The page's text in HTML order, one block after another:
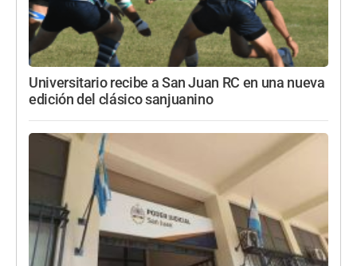
Universitario recibe a San Juan RC en una nueva
edición del clásico sanjuanino